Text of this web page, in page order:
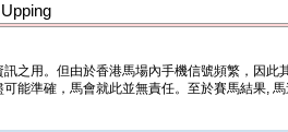
之用。但由於香港馬場內手機信號頻繁，因此
能準確，馬會就此並無責任。至於賽馬結果, 馬